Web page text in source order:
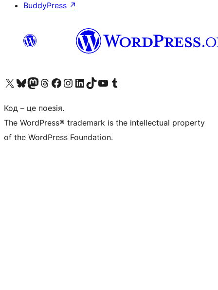
BuddyPress ↗
Visit our X (formerly Twitter) account
Visit our Bluesky account
Завітайте до нашої стрічки в Mastodon
Visit our Threads account
Завітайте на нашу сторінку в Facebook
Visit our Instagram account
Visit our LinkedIn account
Visit our TikTok account
Visit our YouTube channel
Visit our Tumblr account
Код – це поезія.
The WordPress® trademark is the intellectual property
of the WordPress Foundation.